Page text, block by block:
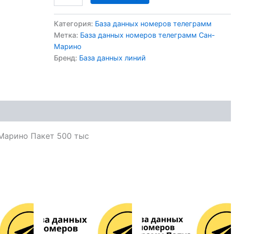
Категория: База данных номеров телеграмм
Метка: База данных номеров телеграмм Сан-
Марино
Бренд: База данных линий
Пакет 500 тыс